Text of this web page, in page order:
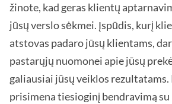
žinote, kad geras klientų
jūsų verslo sėkmei. Įspūdis, kurį
atstovas padaro jūsų klientams,
pastarųjų nuomonei apie jūsų
galiausiai jūsų veiklos
prisimena tiesioginį bendravimą